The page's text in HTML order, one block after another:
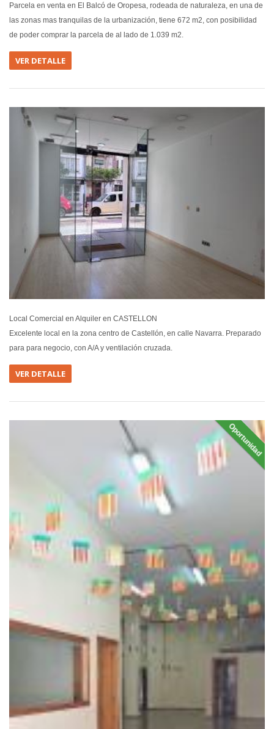
Parcela en venta en El Balcó de Oropesa, rodeada de naturaleza, en una de
las zonas mas tranquilas de la urbanización, tiene 672 m2, con posibilidad
de poder comprar la parcela de al lado de 1.039 m2.
VER DETALLE
Local Comercial en Alquiler en CASTELLON
Excelente local en la zona centro de Castellón, en calle Navarra. Preparado
para para negocio, con A/A y ventilación cruzada.
VER DETALLE
Oportunidad
EN